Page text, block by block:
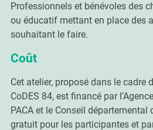
Professionnels et bénévoles des
ou éducatif mettant en place des
souhaitant le faire.
Coût
Cet atelier, proposé dans le cadre
CoDES 84, est financé par
PACA et le Conseil départemental
gratuit pour les participantes et